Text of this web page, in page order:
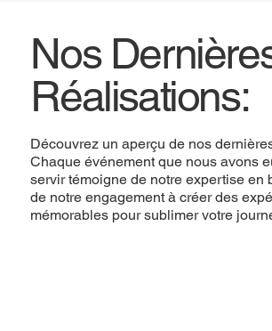
Nos
Réalisations:
Découvrez un aperçu de nos
Chaque événement que nous avons
servir témoigne de notre expertise en
de notre engagement à créer des
mémorables pour sublimer votre